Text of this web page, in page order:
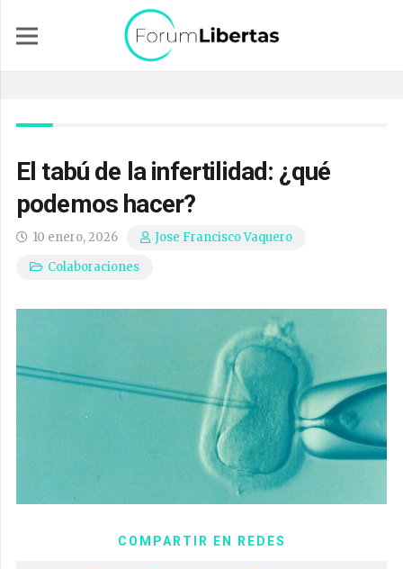
El tabú de la infertilidad: ¿qué
podemos hacer?
10 enero, 2026
Jose Francisco Vaquero
Colaboraciones
COMPARTIR EN REDES